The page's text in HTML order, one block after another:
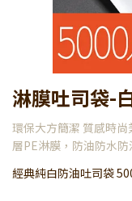
淋膜吐司袋-
環保大方簡潔 質感時
層PE淋膜，防油防水防
經典純白防油吐司袋